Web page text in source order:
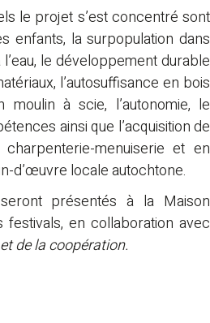
le projet s’est concentré sont
enfants, la surpopulation dans
le développement durable
l’autosuffisance en bois
à scie, l’autonomie, le
ainsi que l’acquisition de
menuiserie et en
d’œuvre locale autochtone.
présentés à la Maison
en collaboration avec
de la coopération.